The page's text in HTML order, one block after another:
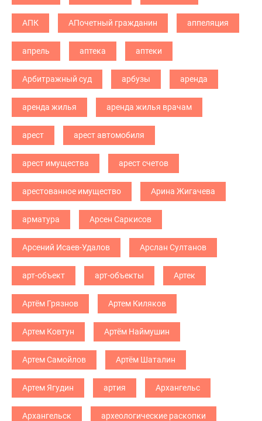
АПК АПочетный гражданин аппеляция
апрель аптека аптеки
Арбитражный суд арбузы аренда
аренда жилья аренда жилья врачам
арест арест автомобиля
арест имущества арест счетов
арестованное имущество Арина Жигачева
арматура Арсен Саркисов
Арсений Исаев-Удалов Арслан Султанов
арт-объект арт-объекты Артек
Артём Грязнов Артем Киляков
Артем Ковтун Артём Наймушин
Артем Самойлов Артём Шаталин
Артем Ягудин артия Архангельс
Архангельск археологические раскопки